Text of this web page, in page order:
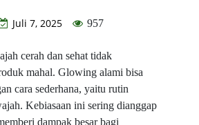
Juli 7, 2025 957
cerah dan sehat tidak
mahal. Glowing alami bisa
cara sederhana, yaitu rutin
Kebiasaan ini sering dianggap
dampak besar bagi